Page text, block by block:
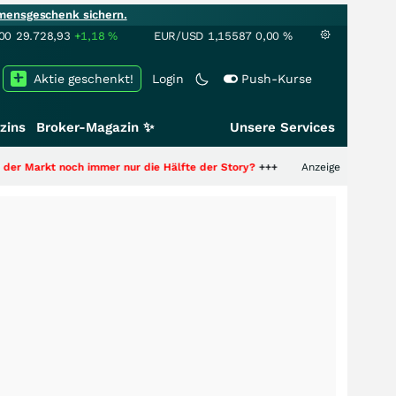
sichern.
29.728,93 +1,18% EUR/USD 1,15587 0,00 %
Login Push-Kurse
Aktie geschenkt!
Broker-Magazin ✨ Unsere Services
immer nur die Hälfte der Story?+++ Anzeige